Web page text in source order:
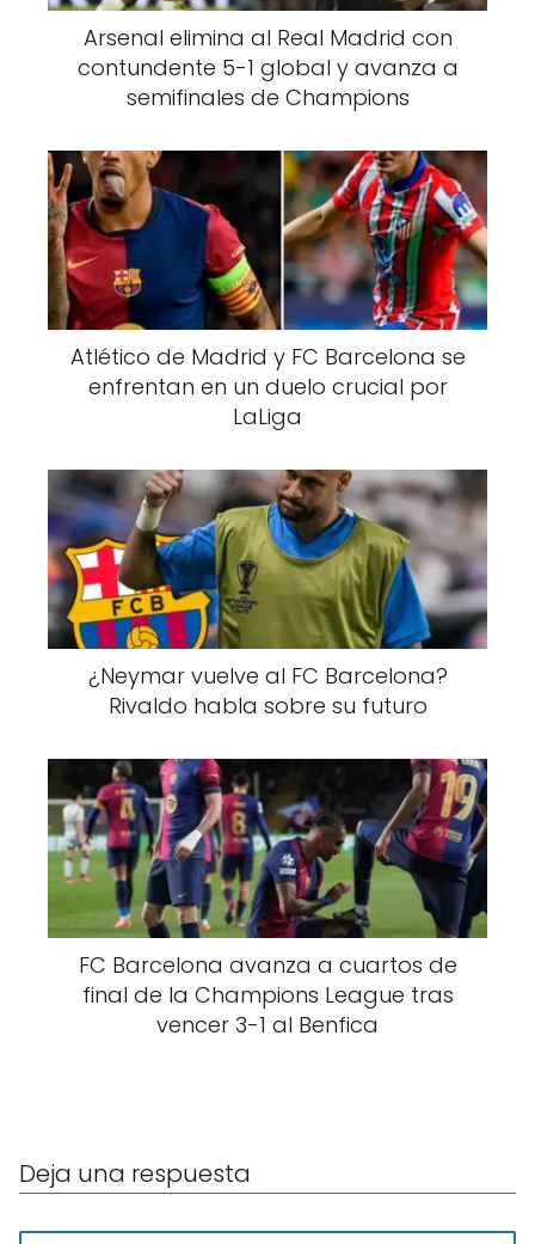
Arsenal elimina al Real Madrid con
contundente 5-1 global y avanza a
semifinales de Champions
Atlético de Madrid y FC Barcelona se
enfrentan en un duelo crucial por
LaLiga
¿Neymar vuelve al FC Barcelona?
Rivaldo habla sobre su futuro
FC Barcelona avanza a cuartos de
final de la Champions League tras
vencer 3-1 al Benfica
Deja una respuesta